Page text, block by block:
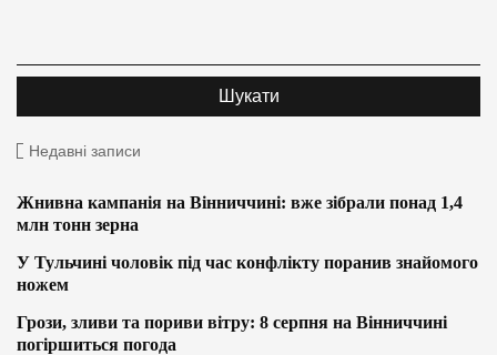
Недавні записи
Жнивна кампанія на Вінниччині: вже зібрали понад 1,4
млн тонн зерна
У Тульчині чоловік під час конфлікту поранив знайомого
ножем
Грози, зливи та пориви вітру: 8 серпня на Вінниччині
погіршиться погода